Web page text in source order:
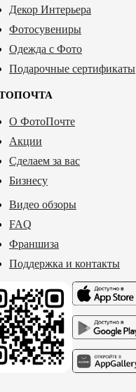
Декор Интерьера
Фотосувениры
Одежда с Фото
Подарочные сертификаты
О ФотоПочте
Акции
Сделаем за вас
Бизнесу
Видео обзоры
FAQ
Франшиза
Поддержка и контакты